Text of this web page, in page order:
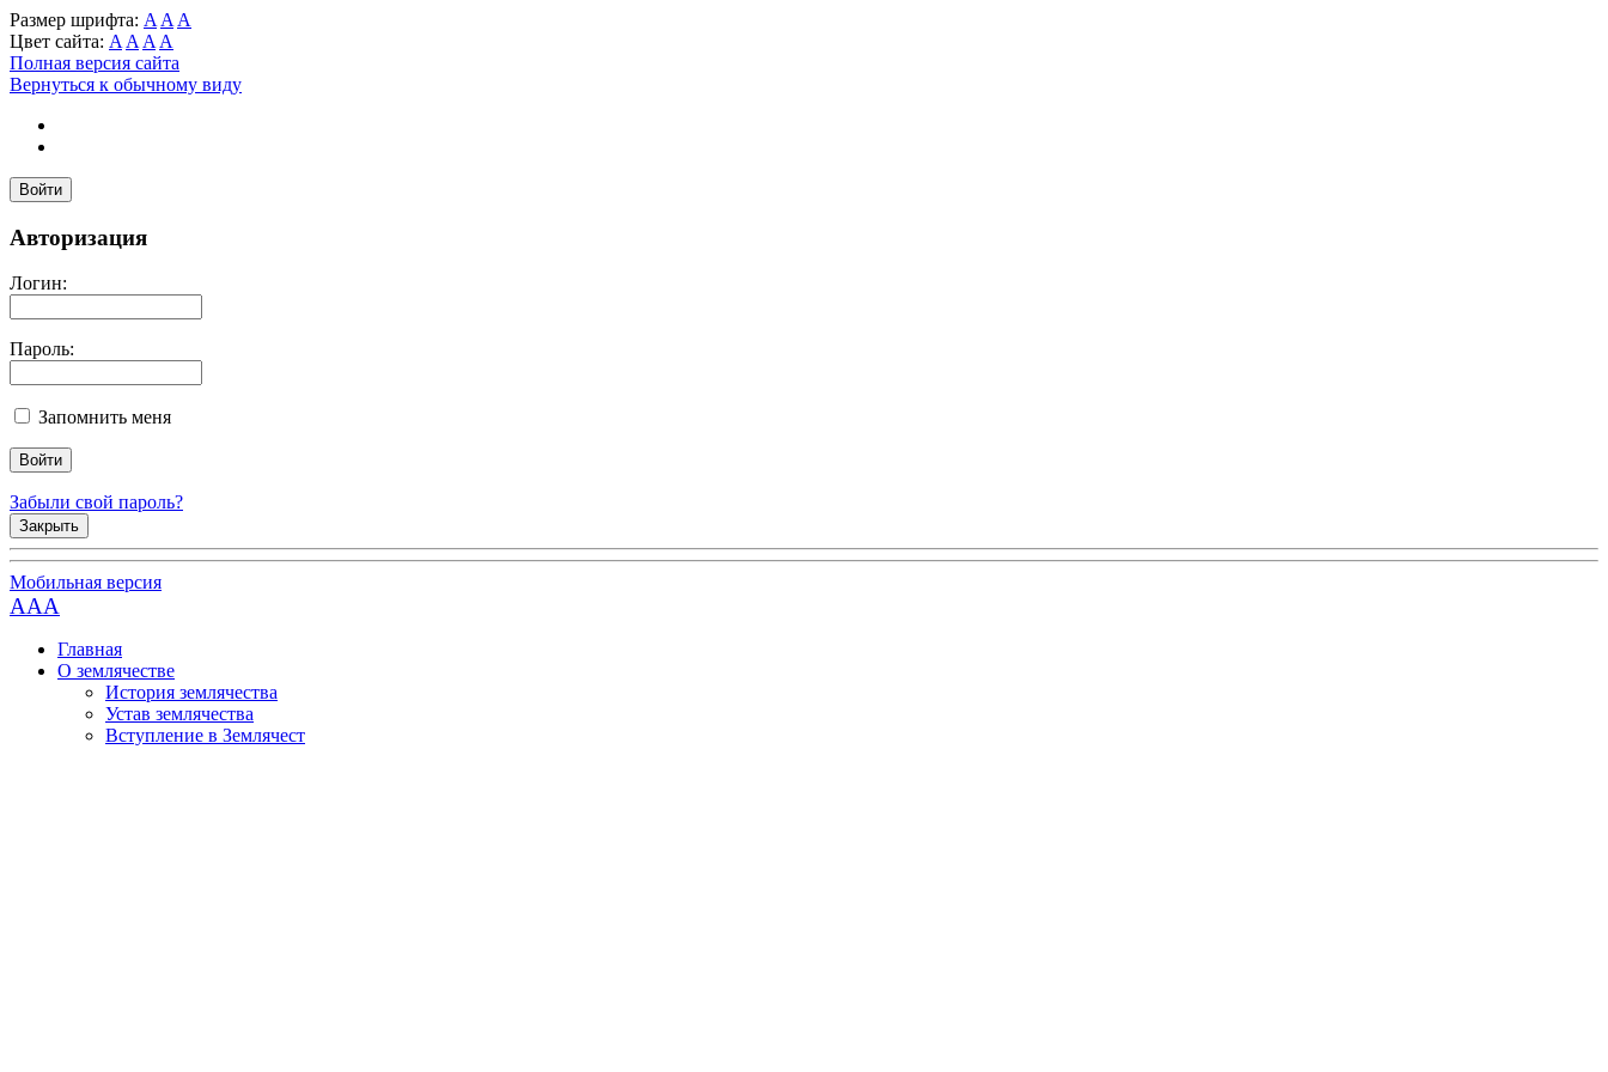
Размер шрифта: A A A
Цвет сайта: A A A A
Полная версия сайта
Вернуться к обычному виду
Войти
Авторизация
Логин:
Пароль:
Запомнить меня
Забыли свой пароль?
Закрыть
Мобильная версия
AAA
Главная
О землячестве
История землячества
Устав землячества
Вступление в Землячест